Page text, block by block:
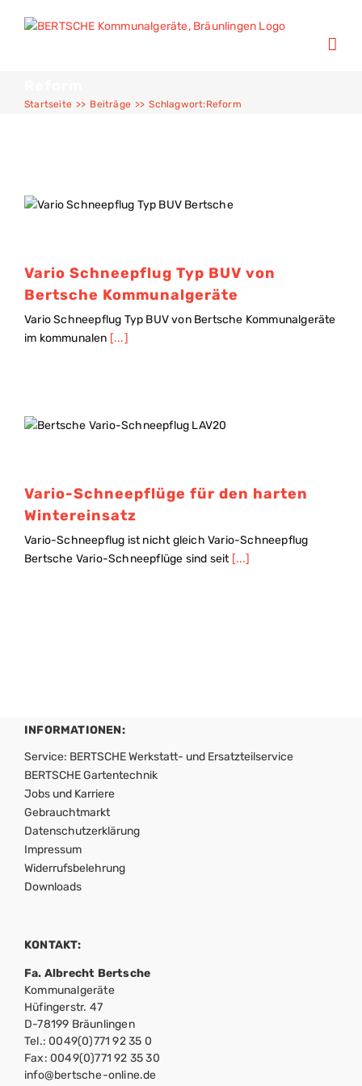
Startseite >> Beiträge >> Schlagwort:Reform
Vario Schneepflug Typ BUV von
Bertsche Kommunalgeräte
Vario Schneepflug Typ BUV von Bertsche Kommunalgeräte
im kommunalen [...]
Vario-Schneepflüge für den harten
Wintereinsatz
Vario-Schneepflug ist nicht gleich Vario-Schneepflug
Bertsche Vario-Schneepflüge sind seit [...]
INFORMATIONEN:
Service: BERTSCHE Werkstatt- und Ersatzteilservice
BERTSCHE Gartentechnik
Jobs und Karriere
Gebrauchtmarkt
Datenschutzerklärung
Impressum
Widerrufsbelehrung
Downloads
KONTAKT:
Fa. Albrecht Bertsche
Kommunalgeräte
Hüfingerstr. 47
D-78199 Bräunlingen
Tel.: 0049(0)771 92 35 0
Fax: 0049(0)771 92 35 30
info@bertsche-online.de